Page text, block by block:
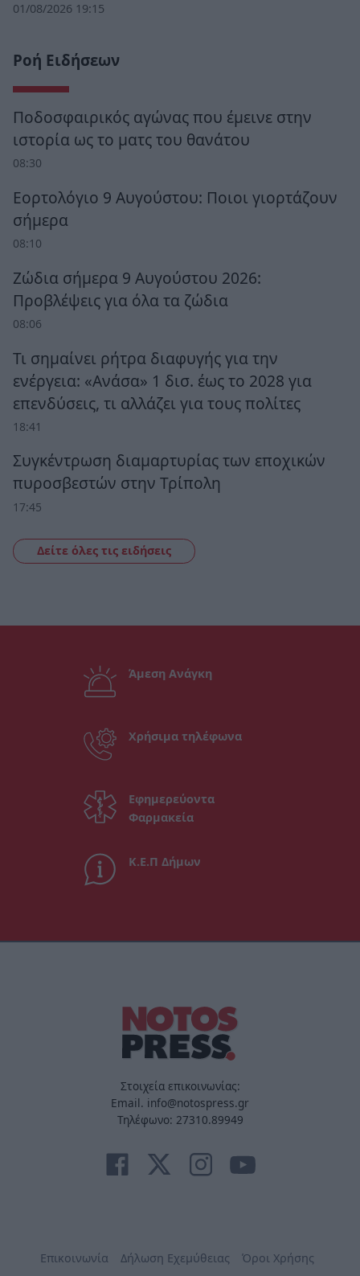
01/08/2026 19:15
Ροή Ειδήσεων
Ποδοσφαιρικός αγώνας που έμεινε στην
ιστορία ως το ματς του θανάτου
08:30
Εορτολόγιο 9 Αυγούστου: Ποιοι γιορτάζουν
σήμερα
08:10
Ζώδια σήμερα 9 Αυγούστου 2026:
Προβλέψεις για όλα τα ζώδια
08:06
Τι σημαίνει ρήτρα διαφυγής για την
ενέργεια: «Ανάσα» 1 δισ. έως το 2028 για
επενδύσεις, τι αλλάζει για τους πολίτες
18:41
Συγκέντρωση διαμαρτυρίας των εποχικών
πυροσβεστών στην Τρίπολη
17:45
Δείτε όλες τις ειδήσεις
Άμεση Ανάγκη
Χρήσιμα τηλέφωνα
Εφημερεύοντα
Φαρμακεία
Κ.Ε.Π Δήμων
Στοιχεία επικοινωνίας:
Email. info@notospress.gr
Τηλέφωνο: 27310.89949
Επικοινωνία Δήλωση Εχεμύθειας Όροι Χρήσης